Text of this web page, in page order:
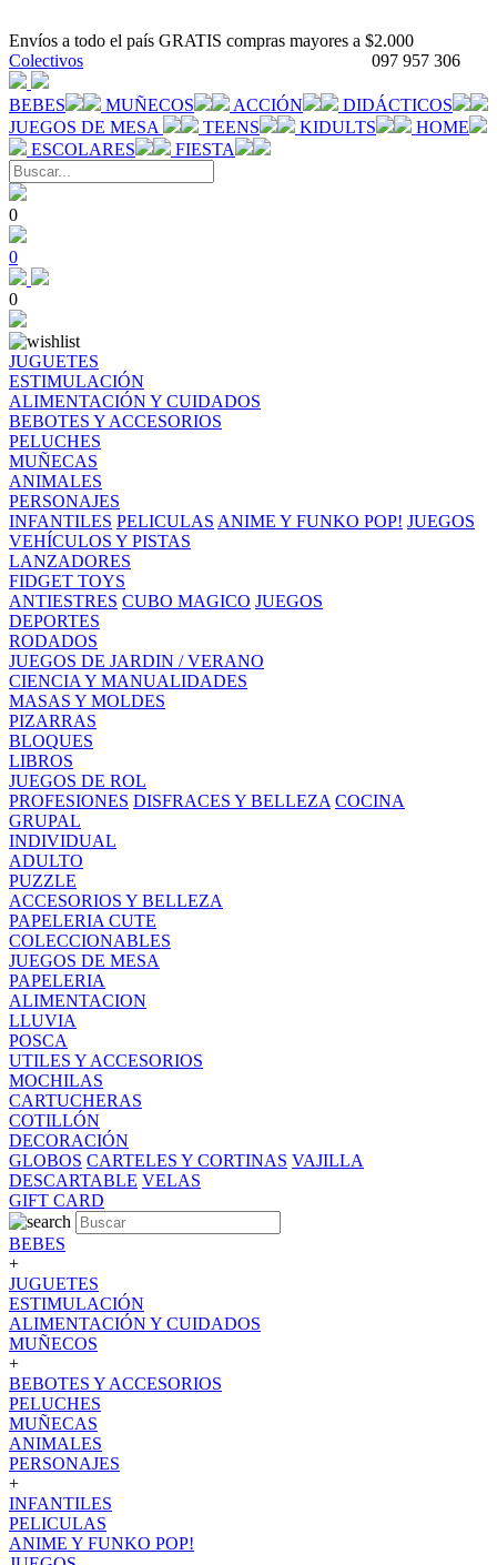
Envíos a todo el país GRATIS compras mayores a $2.000
097 957 306
Colectivos
BEBES MUÑECOS ACCIÓN
DIDÁCTICOS
JUEGOS DE MESA
TEENS KIDULTS
HOME
ESCOLARES
FIESTA
0
0
0
JUGUETES
ESTIMULACIÓN
ALIMENTACIÓN Y CUIDADOS
BEBOTES Y ACCESORIOS
PELUCHES
MUÑECAS
ANIMALES
PERSONAJES
INFANTILES PELICULAS ANIME Y FUNKO POP! JUEGOS
VEHÍCULOS Y PISTAS
LANZADORES
FIDGET TOYS
ANTIESTRES CUBO MAGICO JUEGOS
DEPORTES
RODADOS
JUEGOS DE JARDIN / VERANO
CIENCIA Y MANUALIDADES
MASAS Y MOLDES
PIZARRAS
BLOQUES
LIBROS
JUEGOS DE ROL
PROFESIONES DISFRACES Y BELLEZA COCINA
GRUPAL
INDIVIDUAL
ADULTO
PUZZLE
ACCESORIOS Y BELLEZA
PAPELERIA CUTE
COLECCIONABLES
JUEGOS DE MESA
PAPELERIA
ALIMENTACION
LLUVIA
POSCA
UTILES Y ACCESORIOS
MOCHILAS
CARTUCHERAS
COTILLÓN
DECORACIÓN
GLOBOS CARTELES Y CORTINAS VAJILLA
DESCARTABLE VELAS
GIFT CARD
BEBES
+
JUGUETES
ESTIMULACIÓN
ALIMENTACIÓN Y CUIDADOS
MUÑECOS
+
BEBOTES Y ACCESORIOS
PELUCHES
MUÑECAS
ANIMALES
PERSONAJES
+
INFANTILES
PELICULAS
ANIME Y FUNKO POP!